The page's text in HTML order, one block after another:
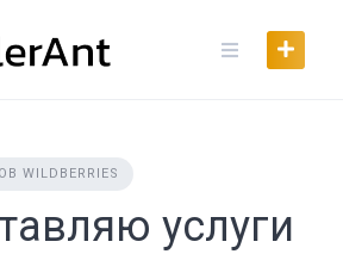
WILDBERRIES
услуги